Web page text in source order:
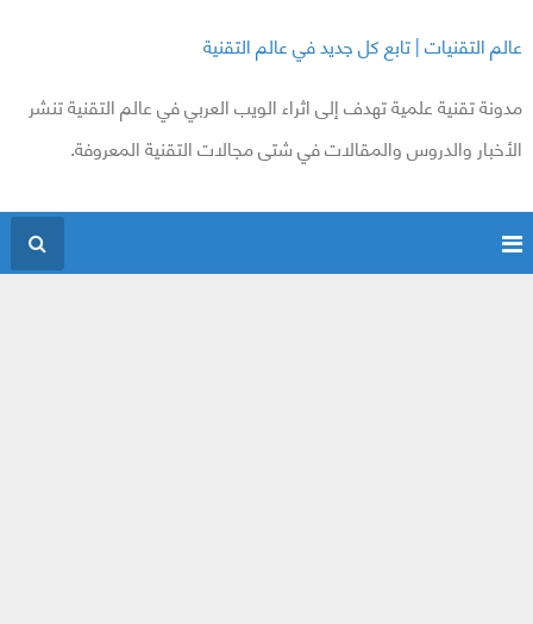
عالم التقنيات | تابع كل جديد في عالم التقنية
مدونة تقنية علمية تهدف إلى اثراء الويب العربي في عالم التقنية تنشر
الأخبار والدروس والمقالات في شتى مجالات التقنية المعروفة.